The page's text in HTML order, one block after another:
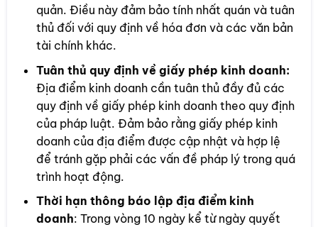
quản. Điều này đảm bảo tính nhất quán và tuân
thủ đối với quy định về hóa đơn và các văn bản
tài chính khác.
Tuân thủ quy định về giấy phép kinh doanh:
Địa điểm kinh doanh cần tuân thủ đầy đủ các
quy định về giấy phép kinh doanh theo quy định
của pháp luật. Đảm bảo rằng giấy phép kinh
doanh của địa điểm được cập nhật và hợp lệ
để tránh gặp phải các vấn đề pháp lý trong quá
trình hoạt động.
Thời hạn thông báo lập địa điểm kinh
doanh: Trong vòng 10 ngày kể từ ngày quyết